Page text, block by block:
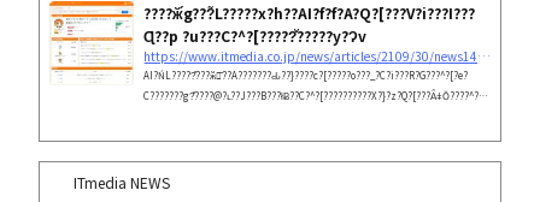
????ӂ́g???̃L?????x?h??AI?f?f?A?Q?[???V?i???I???
Ɋ??p ?u???C?^?[?????̌?????y?Ɂv
https://www.itmedia.co.jp/news/articles/2109/30/news149.html
AI?ŃL?????̂???ӂ𕪐͂??A???????Ԃ??}????c?[?????o???_?C?i???R?G???^?[?e?
C???????g?̌????@?ւ??J???B???łɃ??C?^?[??????????X?}?z?Q?[???ȂǂŎ????^?
ITmedia NEWS